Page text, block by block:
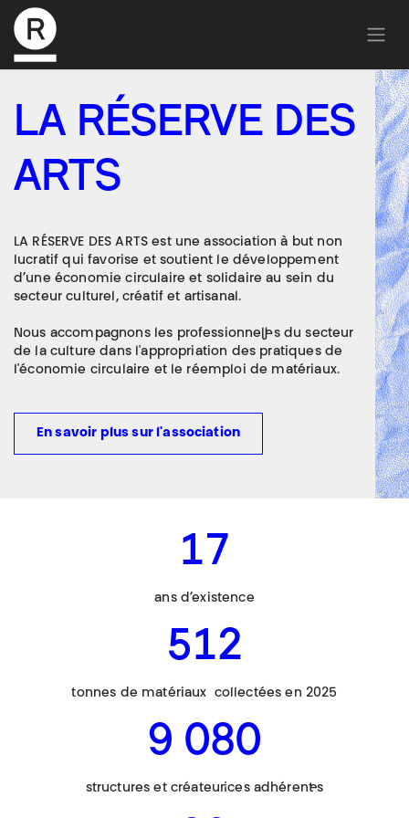
LA RÉSERVE DES
ARTS
LA RÉSERVE DES ARTS est une association à but non
lucratif qui favorise et soutient le développement
d’une économie circulaire et solidaire au sein du
secteur culturel, créatif et artisanal.
Nous accompagnons les professionnel·les du secteur
de la culture dans l'appropriation des pratiques de
l'économie circulaire et le réemploi de matériaux.
En savoir plus sur l'association
17
ans d’existence
512
tonnes de matériaux collectées en 2025
9 080
structures et créateur·ices adhérent·es